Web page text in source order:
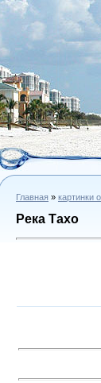
Главная » картинки
Река Тахо